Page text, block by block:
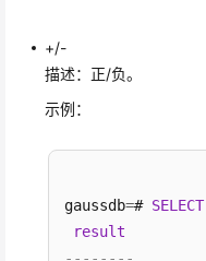
+/-
描述：正/负。
示例：
gaussdb=# SELECT
result